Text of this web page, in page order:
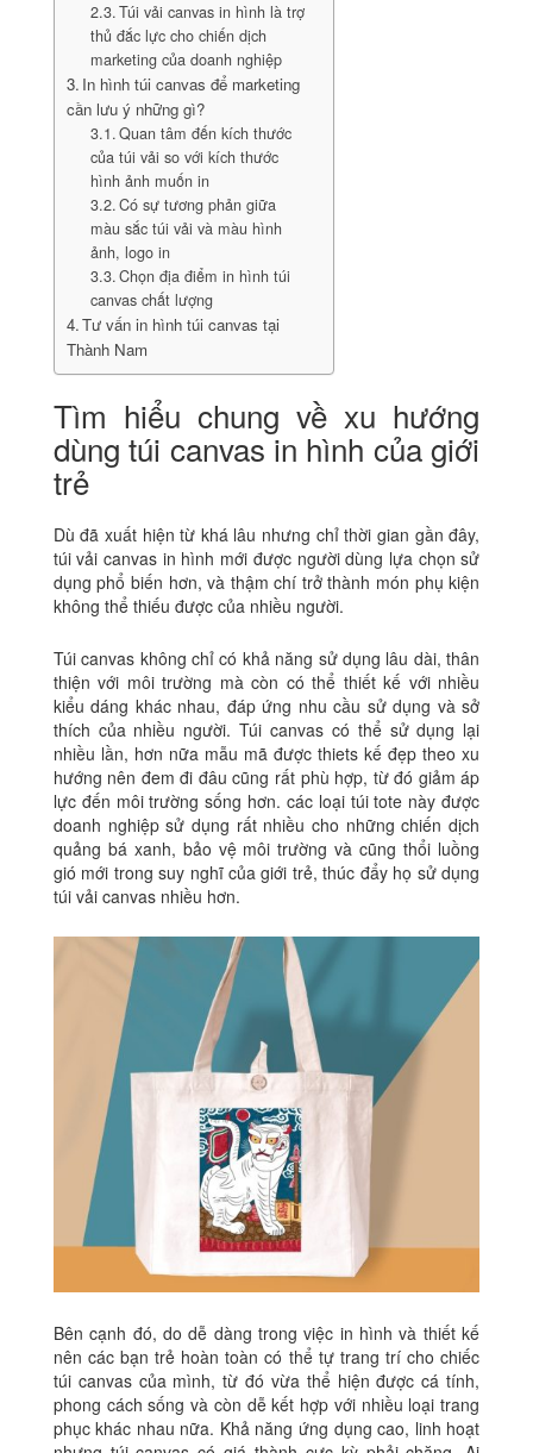
Túi vải canvas in hình là trợ
thủ đắc lực cho chiến dịch
marketing của doanh nghiệp
In hình túi canvas để marketing
cần lưu ý những gì?
Quan tâm đến kích thước
của túi vải so với kích thước
hình ảnh muốn in
Có sự tương phản giữa
màu sắc túi vải và màu hình
ảnh, logo in
Chọn địa điểm in hình túi
canvas chất lượng
Tư vấn in hình túi canvas tại
Thành Nam
Tìm hiểu chung về xu hướng
dùng túi canvas in hình của giới
trẻ
Dù đã xuất hiện từ khá lâu nhưng chỉ thời gian gần đây,
túi vải canvas in hình mới được người dùng lựa chọn sử
dụng phổ biến hơn, và thậm chí trở thành món phụ kiện
không thể thiếu được của nhiều người.
Túi canvas không chỉ có khả năng sử dụng lâu dài, thân
thiện với môi trường mà còn có thể thiết kế với nhiều
kiểu dáng khác nhau, đáp ứng nhu cầu sử dụng và sở
thích của nhiều người.Túi canvas có thể sử dụng lại
nhiều lần, hơn nữa mẫu mã được thiets kế đẹp theo xu
hướng nên đem đi đâu cũng rất phù hợp, từ đó giảm áp
lực đến môi trường sống hơn. các loại túi tote này được
doanh nghiệp sử dụng rất nhiều cho những chiến dịch
quảng bá xanh, bảo vệ môi trường và cũng thổi luồng
gió mới trong suy nghĩ của giới trẻ, thúc đẩy họ sử dụng
túi vải canvas nhiều hơn.
Bên cạnh đó, do dễ dàng trong việc in hình và thiết kế
nên các bạn trẻ hoàn toàn có thể tự trang trí cho chiếc
túi canvas của mình, từ đó vừa thể hiện được cá tính,
phong cách sống và còn dễ kết hợp với nhiều loại trang
phục khác nhau nữa. Khả năng ứng dụng cao, linh hoạt